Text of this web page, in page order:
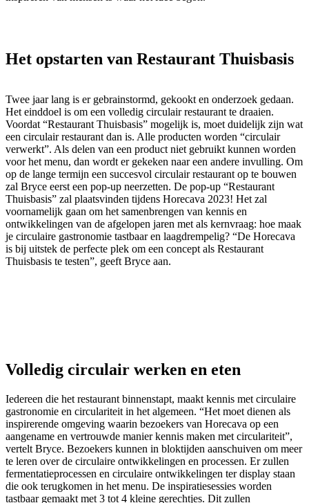
Het opstarten van Restaurant Thuisbasis
Twee jaar lang is er gebrainstormd, gekookt en onderzoek gedaan.
Het einddoel is om een volledig circulair restaurant te draaien.
Voordat “Restaurant Thuisbasis” mogelijk is, moet duidelijk zijn wat
een circulair restaurant dan is. Alle producten worden “circulair
verwerkt”. Als delen van een product niet gebruikt kunnen worden
voor het menu, dan wordt er gekeken naar een andere invulling. Om
op de lange termijn een succesvol circulair restaurant op te bouwen
zal Bryce eerst een pop-up neerzetten. De pop-up “Restaurant
Thuisbasis” zal plaatsvinden tijdens Horecava 2023! Het zal
voornamelijk gaan om het samenbrengen van kennis en
ontwikkelingen van de afgelopen jaren met als kernvraag: hoe maak
je circulaire gastronomie tastbaar en laagdrempelig? “De Horecava
is bij uitstek de perfecte plek om een concept als Restaurant
Thuisbasis te testen”, geeft Bryce aan.
Volledig circulair werken en eten
Iedereen die het restaurant binnenstapt, maakt kennis met circulaire
gastronomie en circulariteit in het algemeen. “Het moet dienen als
inspirerende omgeving waarin bezoekers van Horecava op een
aangename en vertrouwde manier kennis maken met circulariteit”,
vertelt Bryce. Bezoekers kunnen in bloktijden aanschuiven om meer
te leren over de circulaire ontwikkelingen en processen. Er zullen
fermentatieprocessen en circulaire ontwikkelingen ter display staan
die ook terugkomen in het menu. De inspiratiesessies worden
tastbaar gemaakt met 3 tot 4 kleine gerechtjes. Dit zullen